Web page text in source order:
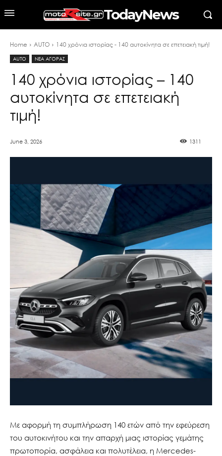
TodayNews
Home AUTO 140 χρόνια ιστορίας - 140 αυτοκίνητα σε επετειακή τιμή!
AUTO ΝΕΑ ΑΓΟΡΑΣ
140 χρόνια ιστορίας – 140
αυτοκίνητα σε επετειακή
τιμή!
June 3, 2026 1311
Με αφορμή τη συμπλήρωση 140 ετών από την εφεύρεση
του αυτοκινήτου και την απαρχή μιας ιστορίας γεμάτης
πρωτοπορία, ασφάλεια και πολυτέλεια, η Mercedes-